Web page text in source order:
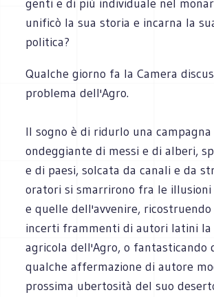
genti e di più individuale nel
unificò la sua storia e incarna la
politica?
Qualche giorno fa la Camera
problema dell'Agro.
Il sogno è di ridurlo una
ondeggiante di messi e di alberi,
e di paesi, solcata da canali e da
oratori si smarrirono fra le illusioni
e quelle dell'avvenire, ricostruendo
incerti frammenti di autori latini la
agricola dell'Agro, o fantasticando
qualche affermazione di autore
prossima ubertosità del suo